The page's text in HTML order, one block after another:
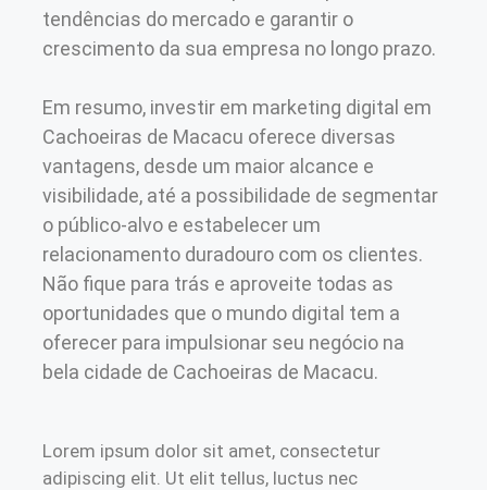
tendências do mercado e garantir o
crescimento da sua empresa no longo prazo.
Em resumo, investir em marketing digital em
Cachoeiras de Macacu oferece diversas
vantagens, desde um maior alcance e
visibilidade, até a possibilidade de segmentar
o público-alvo e estabelecer um
relacionamento duradouro com os clientes.
Não fique para trás e aproveite todas as
oportunidades que o mundo digital tem a
oferecer para impulsionar seu negócio na
bela cidade de Cachoeiras de Macacu.
Lorem ipsum dolor sit amet, consectetur
adipiscing elit. Ut elit tellus, luctus nec